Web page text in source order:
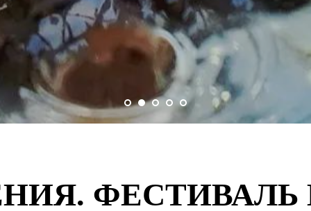
ФЕСТИВАЛЬ